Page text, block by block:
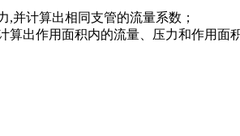
并计算出相同支管的流量系数；
出作用面积内的流量、压力和作用面